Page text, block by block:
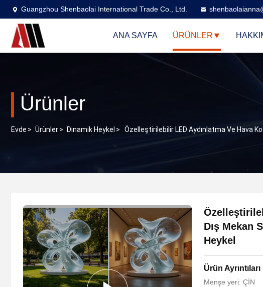
Guangzhou Shenbaolai International Trade Co., Ltd.
ANA SAYFA ÜRÜNLER
Ürünler
Evde > Ürünler> Dinamik Heykel > Özelleştirilebilir LED Aydınlatma Ve Hava
Dış Mekan
Heykel
Ürün Ayrıntıları
Menşe yeri: ÇİN